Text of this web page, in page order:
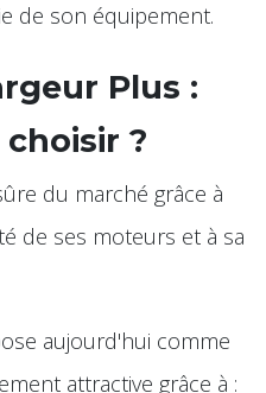
de son équipement.
Plus :
?
du marché grâce à
de ses moteurs et à sa
aujourd'hui comme
attractive grâce à :